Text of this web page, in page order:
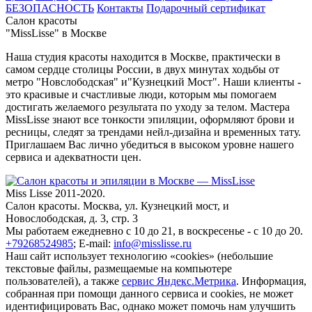
БЕЗОПАСНОСТЬ Контакты Подарочный сертификат
Салон красоты
"MissLisse" в Москве
Наша студия красоты находится в Москве, практически в
самом сердце столицы России, в двух минутах ходьбы от
метро "Новслободская" и"Кузнецкий Мост". Наши клиенты -
это красивые и счастливые люди, которым мы помогаем
достигать желаемого результата по уходу за телом. Мастера
MissLisse знают все тонкости эпиляции, оформляют брови и
ресницы, следят за трендами нейл-дизайна и временных тату.
Приглашаем Вас лично убедиться в высоком уровне нашего
сервиса и адекватности цен.
Miss Lisse 2011-2020.
Салон красоты. Москва, ул. Кузнецкий мост, и
Новослободская, д. 3, стр. 3
Мы работаем ежедневно с 10 до 21, в воскресенье - с 10 до 20.
+79268524985; E-mail: info@misslisse.ru
Наш сайт использует технологию «cookies» (небольшие
текстовые файлы, размещаемые на компьютере
пользователей), а также сервис Яндекс.Метрика. Информация,
собранная при помощи данного сервиса и cookies, не может
идентифицировать Вас, однако может помочь нам улучшить